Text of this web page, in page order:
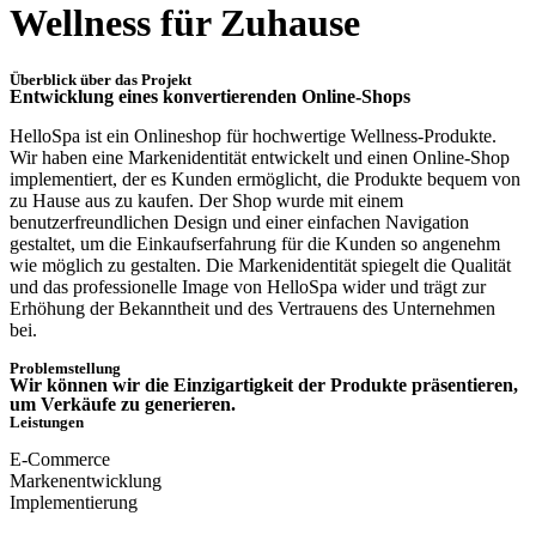
Wellness für Zuhause
Überblick über das Projekt
Entwicklung eines konvertierenden Online-Shops
HelloSpa ist ein Onlineshop für hochwertige Wellness-Produkte.
Wir haben eine Markenidentität entwickelt und einen Online-Shop
implementiert, der es Kunden ermöglicht, die Produkte bequem von
zu Hause aus zu kaufen. Der Shop wurde mit einem
benutzerfreundlichen Design und einer einfachen Navigation
gestaltet, um die Einkaufserfahrung für die Kunden so angenehm
wie möglich zu gestalten. Die Markenidentität spiegelt die Qualität
und das professionelle Image von HelloSpa wider und trägt zur
Erhöhung der Bekanntheit und des Vertrauens des Unternehmen
bei.
Problemstellung
Wir können wir die Einzigartigkeit der Produkte präsentieren,
um Verkäufe zu generieren.
Leistungen
E-Commerce
Markenentwicklung
Implementierung